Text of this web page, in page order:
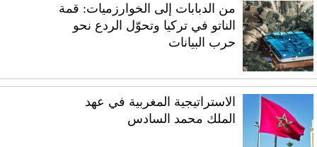
من الدبابات إلى الخوارزميات: قمة
الناتو في تركيا وتحوّل الردع نحو
حرب البيانات
الاستراتيجية المغربية في عهد
الملك محمد السادس